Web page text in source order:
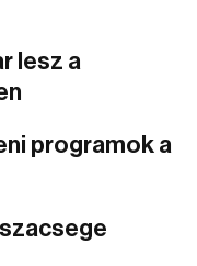
lesz a
programok a